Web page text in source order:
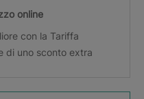
online
con la Tariffa
di uno sconto extra